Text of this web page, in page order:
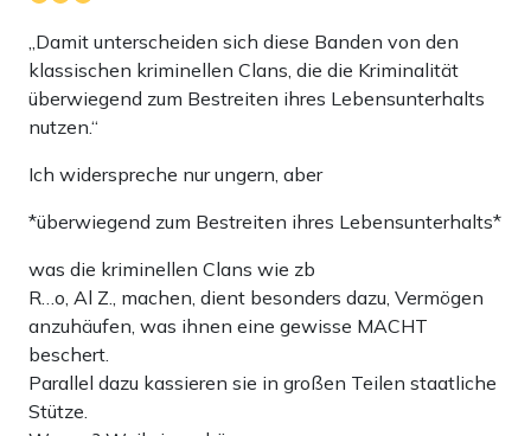
„Damit unterscheiden sich diese Banden von den
klassischen kriminellen Clans, die die Kriminalität
überwiegend zum Bestreiten ihres Lebensunterhalts
nutzen.“
Ich widerspreche nur ungern, aber
*überwiegend zum Bestreiten ihres Lebensunterhalts*
was die kriminellen Clans wie zb
R…o, Al Z., machen, dient besonders dazu, Vermögen
anzuhäufen, was ihnen eine gewisse MACHT
beschert.
Parallel dazu kassieren sie in großen Teilen staatliche
Stütze.